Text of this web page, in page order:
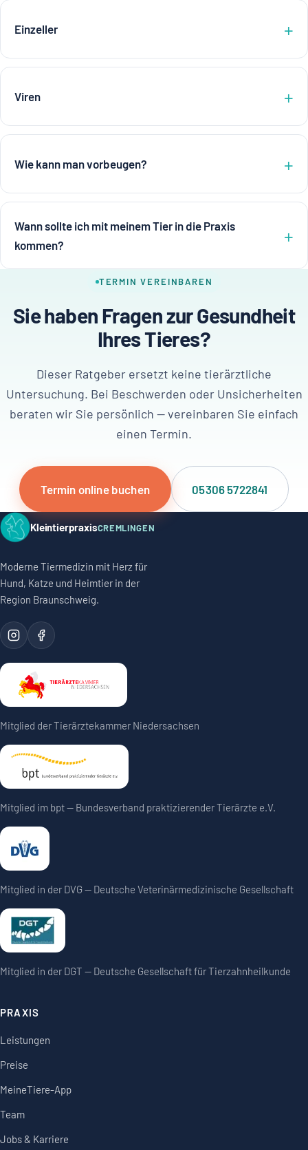
Einzeller
Viren
Wie kann man vorbeugen?
Wann sollte ich mit meinem Tier in die Praxis
kommen?
TERMIN VEREINBAREN
Sie haben Fragen zur Gesundheit
Ihres Tieres?
Dieser Ratgeber ersetzt keine tierärztliche
Untersuchung. Bei Beschwerden oder Unsicherheiten
beraten wir Sie persönlich — vereinbaren Sie einfach
einen Termin.
Termin online buchen 05306 5722841
KleintierpraxisCREMLINGEN
Moderne Tiermedizin mit Herz für
Hund, Katze und Heimtier in der
Region Braunschweig.
Mitglied der Tierärztekammer Niedersachsen
Mitglied im bpt — Bundesverband praktizierender Tierärzte e.V.
Mitglied in der DVG — Deutsche Veterinärmedizinische Gesellschaft
Mitglied in der DGT — Deutsche Gesellschaft für Tierzahnheilkunde
PRAXIS
Leistungen
Preise
MeineTiere-App
Team
Jobs & Karriere